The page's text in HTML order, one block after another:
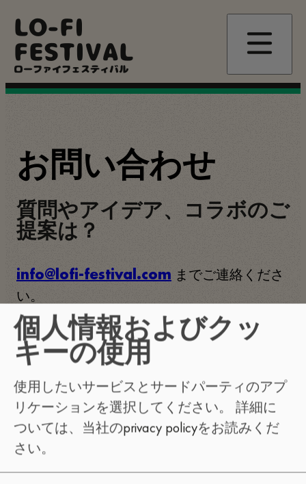
イ
ン
コ
ン
テ
LO-FI
FESTIVAL
ローファイフェスティバル
お問い合わせ
質問やアイデア、コラボのご
提案は？
info@lofi-festival.com までご連絡くださ
い。
迅速な対応のため、お問い合わせ内容をお知
らせください：
フェスティバル参加者：チケッ
ト、スケジュール、会場情報、一般的
イベント主催者：お住まいの都市
個人情報およびクッ
キーの使用
使用したいサービスとサードパーティのアプ
リケーションを選択してください。 詳細に
ついては、当社のprivacy policyをお読みくだ
さい。